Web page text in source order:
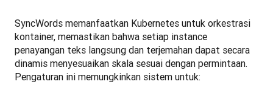
SyncWords memanfaatkan Kubernetes untuk orkestrasi
kontainer, memastikan bahwa setiap instance
penayangan teks langsung dan terjemahan dapat secara
dinamis menyesuaikan skala sesuai dengan permintaan.
Pengaturan ini memungkinkan sistem untuk: